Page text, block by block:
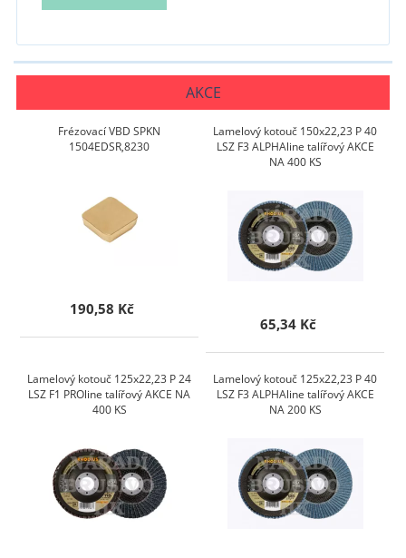
AKCE
Frézovací VBD SPKN
1504EDSR,8230
190,58 Kč
Lamelový kotouč 150x22,23 P 40
LSZ F3 ALPHAline talířový AKCE
NA 400 KS
65,34 Kč
Lamelový kotouč 125x22,23 P 24
LSZ F1 PROline talířový AKCE NA
400 KS
Lamelový kotouč 125x22,23 P 40
LSZ F3 ALPHAline talířový AKCE
NA 200 KS